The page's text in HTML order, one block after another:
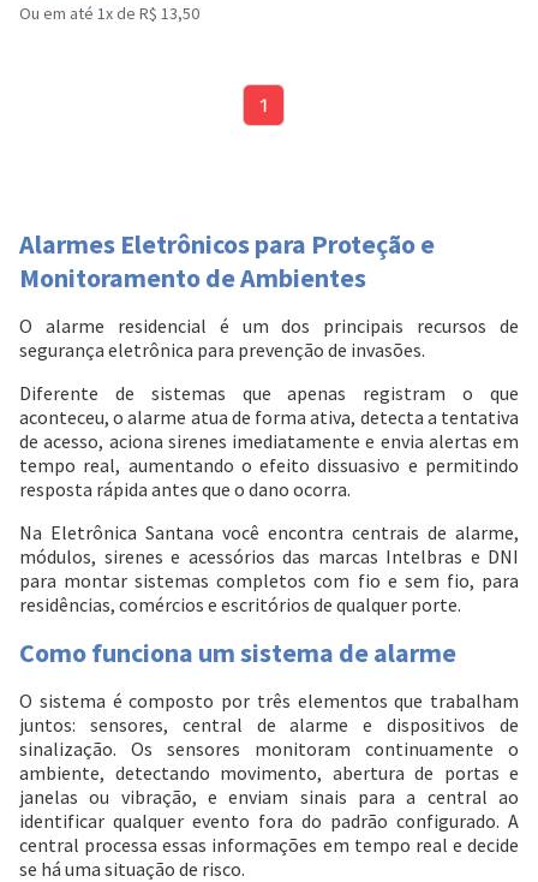
Ou em até 1x de R$ 13,50
1
Alarmes Eletrônicos para Proteção e
Monitoramento de Ambientes
O alarme residencial é um dos principais recursos de
segurança eletrônica para prevenção de invasões.
Diferente de sistemas que apenas registram o que
aconteceu, o alarme atua de forma ativa, detecta a tentativa
de acesso, aciona sirenes imediatamente e envia alertas em
tempo real, aumentando o efeito dissuasivo e permitindo
resposta rápida antes que o dano ocorra.
Na Eletrônica Santana você encontra centrais de alarme,
módulos, sirenes e acessórios das marcas Intelbras e DNI
para montar sistemas completos com fio e sem fio, para
residências, comércios e escritórios de qualquer porte.
Como funciona um sistema de alarme
O sistema é composto por três elementos que trabalham
juntos: sensores, central de alarme e dispositivos de
sinalização. Os sensores monitoram continuamente o
ambiente, detectando movimento, abertura de portas e
janelas ou vibração, e enviam sinais para a central ao
identificar qualquer evento fora do padrão configurado. A
central processa essas informações em tempo real e decide
se há uma situação de risco.